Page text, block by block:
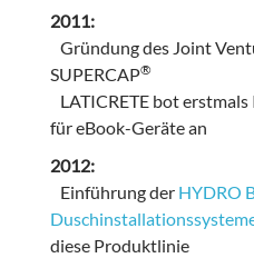
2011:
Gründung des Joint
SUPERCAP®
LATICRETE bot
für eBook-Geräte an
2012:
Einführung der HYDRO
diese Produktlinie